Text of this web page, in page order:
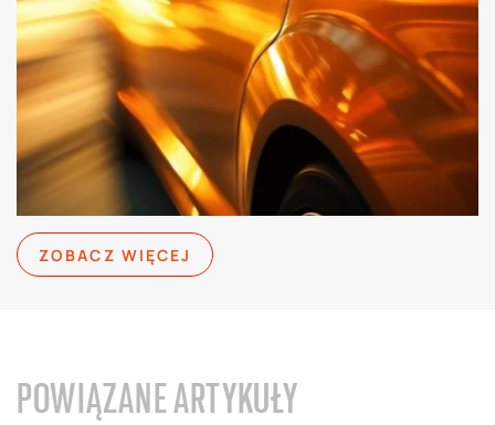
ZOBACZ WIĘCEJ
POWIĄZANE ARTYKUŁY